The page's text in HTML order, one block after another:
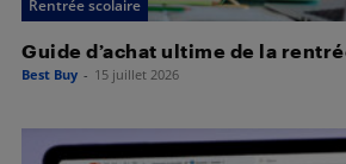
Rentrée scolaire
Guide d’achat ultime de la
Best Buy - 15 juillet 2026